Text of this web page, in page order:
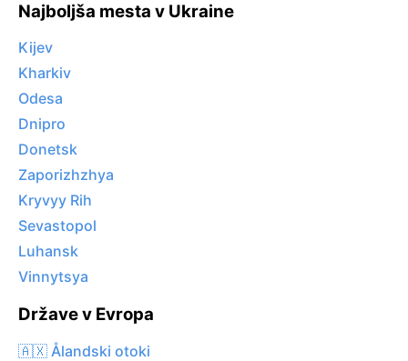
Najboljša mesta v Ukraine
Kijev
Kharkiv
Odesa
Dnipro
Donetsk
Zaporizhzhya
Kryvyy Rih
Sevastopol
Luhansk
Vinnytsya
Države v Evropa
🇦🇽 Ålandski otoki